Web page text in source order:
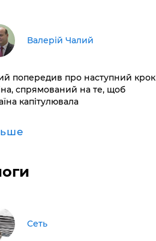
Валерій Чалий
попередив про наступний крок
спрямований на те, щоб
капітулювала
Сеть